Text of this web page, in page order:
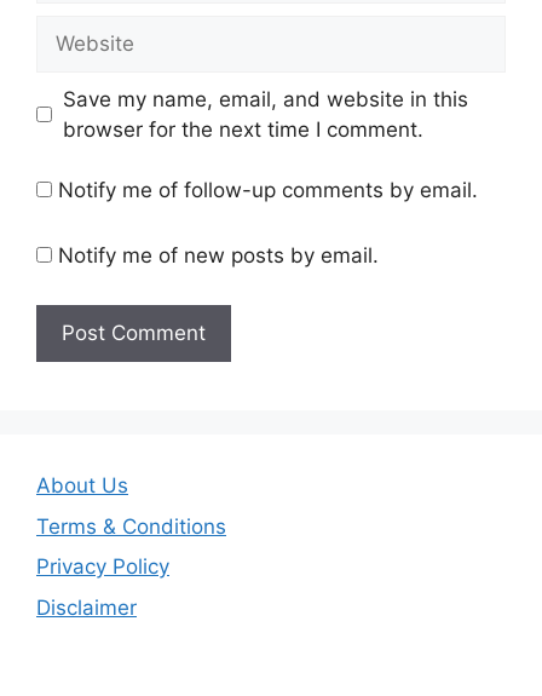
Save my name, email, and website in this
browser for the next time I comment.
Notify me of follow-up comments by email.
Notify me of new posts by email.
About Us
Terms & Conditions
Privacy Policy
Disclaimer